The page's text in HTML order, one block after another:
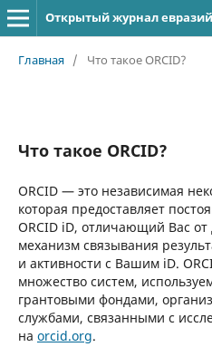
Открытый журнал
Главная / Что такое ORCID?
Что такое ORCID?
ORCID — это независимая
которая предоставляет
ORCID iD, отличающий Вас от
механизм связывания
и активности с Вашим iD.
множество систем,
грантовыми фондами,
службами, связанными с
на orcid.org.